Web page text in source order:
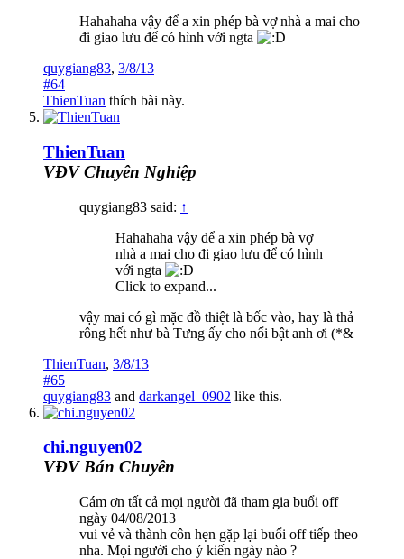
Hahahaha vậy để a xin phép bà vợ nhà a mai cho
đi giao lưu để có hình với ngta
quygiang83, 3/8/13
#64
ThienTuan thích bài này.
ThienTuan
VĐV Chuyên Nghiệp
quygiang83 said: ↑
Hahahaha vậy để a xin phép bà vợ
nhà a mai cho đi giao lưu để có hình
với ngta
Click to expand...
vậy mai có gì mặc đồ thiệt là bốc vào, hay là thả
rông hết như bà Tưng ấy cho nổi bật anh ơi (*&
ThienTuan, 3/8/13
#65
quygiang83 and darkangel_0902 like this.
chi.nguyen02
VĐV Bán Chuyên
Cám ơn tất cả mọi người đã tham gia buổi off
ngày 04/08/2013
vui vẻ và thành côn hẹn gặp lại buổi off tiếp theo
nha. Mọi người cho ý kiến ngày nào ?